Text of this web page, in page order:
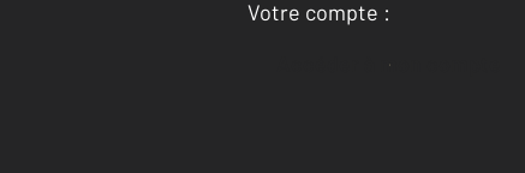
Votre compte :
Accéder à mon compte